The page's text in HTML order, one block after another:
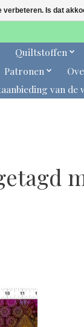
Quiltstoffen
Patronen
van de
verbeteren. Is dat